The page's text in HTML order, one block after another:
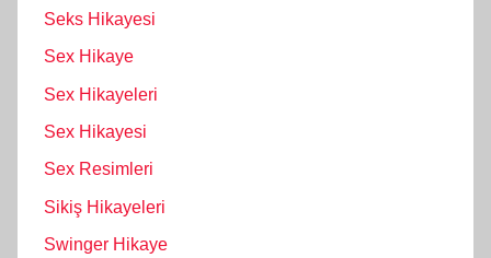
Seks Hikayesi
Sex Hikaye
Sex Hikayeleri
Sex Hikayesi
Sex Resimleri
Sikiş Hikayeleri
Swinger Hikaye